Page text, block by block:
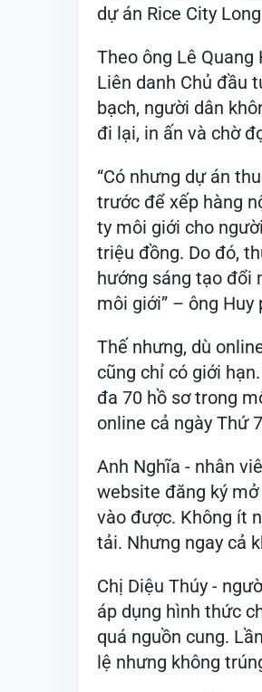
dự án Rice City
Theo ông Lê Quang
Liên danh Chủ đầu
bạch, người dân
đi lại, in ấn và chờ
“Có nhưng dự án
trước để xếp hàng
ty môi giới cho
triệu đồng. Do đó,
hướng sáng tạo đổi
môi giới” – ông Huy
Thế nhưng, dù
cũng chỉ có giới
đa 70 hồ sơ trong
online cả ngày Thứ
Anh Nghĩa - nhân
website đăng ký
vào được. Không ít
tải. Nhưng ngay cả
Chị Diệu Thúy -
áp dụng hình thức
quá nguồn cung.
lệ nhưng không